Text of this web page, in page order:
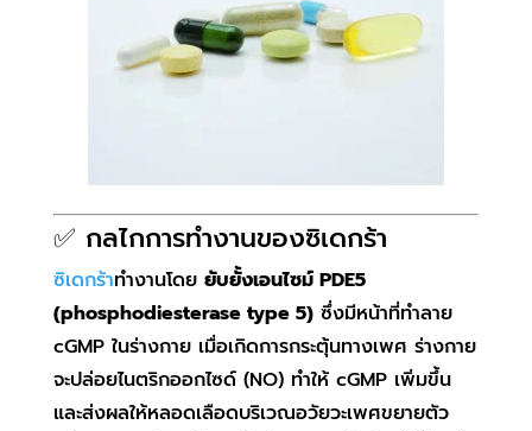
✅ กลไกการทำงานของซิเดกร้า
ซิเดกร้าทำงานโดย ยับยั้งเอนไซม์ PDE5
(phosphodiesterase type 5) ซึ่งมีหน้าที่ทำลาย
cGMP ในร่างกาย เมื่อเกิดการกระตุ้นทางเพศ ร่างกาย
จะปล่อยไนตริกออกไซด์ (NO) ทำให้ cGMP เพิ่มขึ้น
และส่งผลให้หลอดเลือดบริเวณอวัยวะเพศขยายตัว